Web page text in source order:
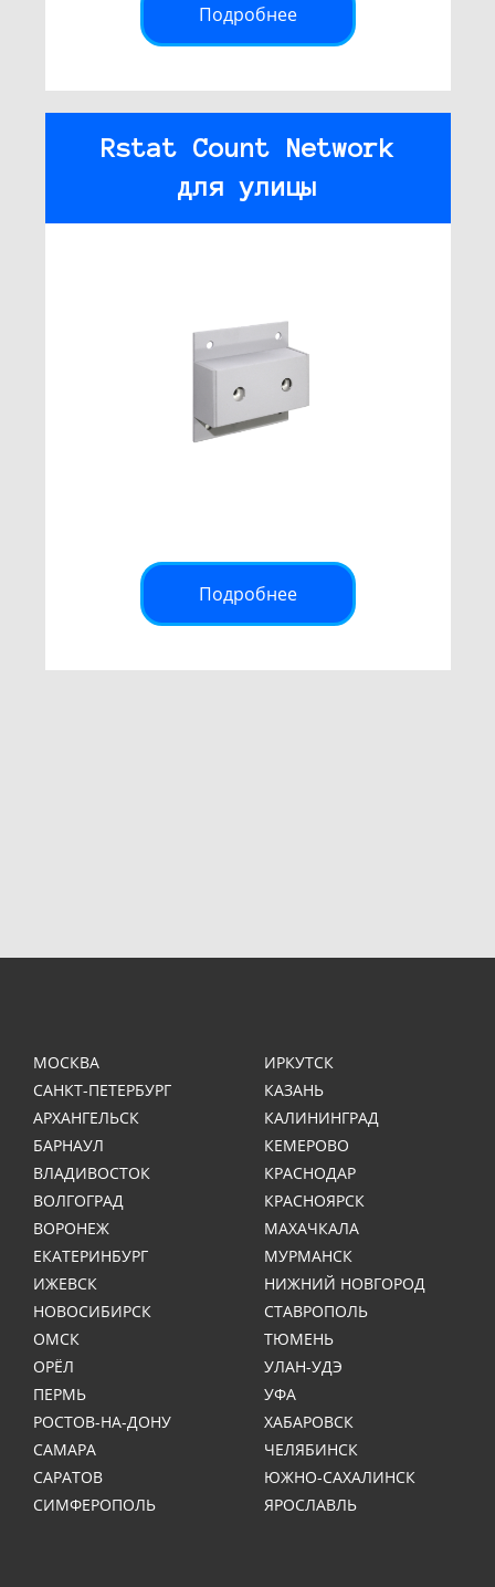
Подробнее
Rstat Count Network
для улицы
Подробнее
МОСКВА
САНКТ-ПЕТЕРБУРГ
АРХАНГЕЛЬСК
БАРНАУЛ
ВЛАДИВОСТОК
ВОЛГОГРАД
ВОРОНЕЖ
ЕКАТЕРИНБУРГ
ИЖЕВСК
ИРКУТСК
КАЗАНЬ
КАЛИНИНГРАД
КЕМЕРОВО
КРАСНОДАР
КРАСНОЯРСК
МАХАЧКАЛА
МУРМАНСК
НИЖНИЙ НОВГОРОД
НОВОСИБИРСК
ОМСК
ОРЁЛ
ПЕРМЬ
РОСТОВ-НА-ДОНУ
САМАРА
САРАТОВ
СИМФЕРОПОЛЬ
СТАВРОПОЛЬ
ТЮМЕНЬ
УЛАН-УДЭ
УФА
ХАБАРОВСК
ЧЕЛЯБИНСК
ЮЖНО-САХАЛИНСК
ЯРОСЛАВЛЬ